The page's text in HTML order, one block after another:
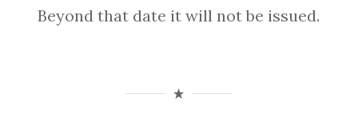
Beyond that date it will not be issued.